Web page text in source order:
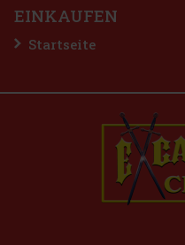
EINKAUFEN
Startseite